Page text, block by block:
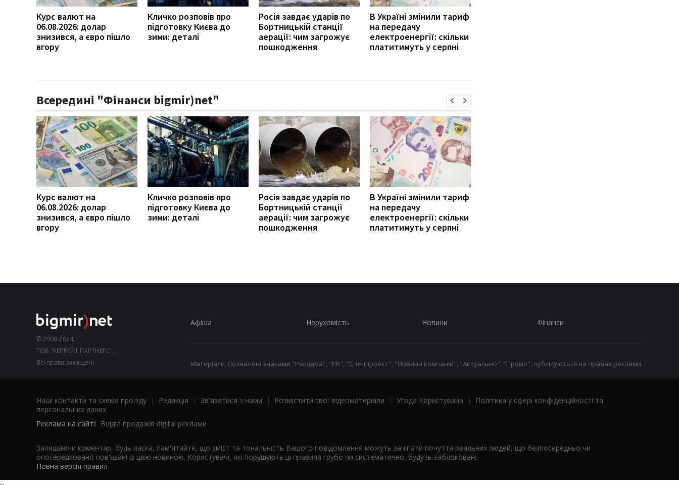
Курс валют на
06.08.2026: долар
знизився, а євро пішло
вгору
Кличко розповів про
підготовку Києва до
зими: деталі
Росія завдає ударів по
Бортницькій станції
аерації: чим загрожує
пошкодження
В Україні змінили тариф
на передачу
електроенергії: скільки
платитимуть у серпні
Всередині "Фінанси bigmir)net"
Курс валют на
06.08.2026: долар
знизився, а євро пішло
вгору
Кличко розповів про
підготовку Києва до
зими: деталі
Росія завдає ударів по
Бортницькій станції
аерації: чим загрожує
пошкодження
В Україні змінили тариф
на передачу
електроенергії: скільки
платитимуть у серпні
© 2000-2024,
ТОВ "КЕПРЕЙТ ПАРТНЕРС".
Всі права захищені.
Афіша Нерухомість Новини Фінанси
Матеріали, позначені знаками "Реклама", "PR", "Спецпроект", "Новини компаній", "Актуально", "Промо", публікуються на правах реклами.
Наші контакти та схема проїзду | Редакція | Зв'язатися з нами | Розмістити свої відеоматеріали | Угода Користувача |
Політика у сфері конфіденційності та
персональних даних
Реклама на сайті: Відділ продажів digital реклами
Залишаючи коментар, будь ласка, пам'ятайте, що зміст та тональність Вашого повідомлення можуть зачіпати почуття реальних людей, що безпосередньо чи
опосередковано пов'язані із цією новиною. Користувачі, які порушують ці правила грубо чи систематично, будуть заблоковані.
Повна версія правил